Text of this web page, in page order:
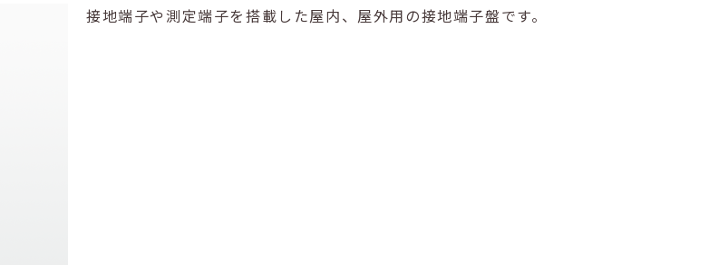
接地端子や測定端子を搭載した屋内、屋外用の接地端子盤です。